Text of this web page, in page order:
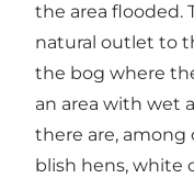
the area flooded.
natural outlet to
the bog where
an area with wet
there are, among
blish hens, white